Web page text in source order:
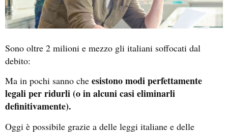
Sono oltre 2 milioni e mezzo gli italiani soffocati dal
debito:
Ma in pochi sanno che esistono modi perfettamente
legali per ridurli (o in alcuni casi eliminarli
definitivamente).
Oggi è possibile grazie a delle leggi italiane e delle